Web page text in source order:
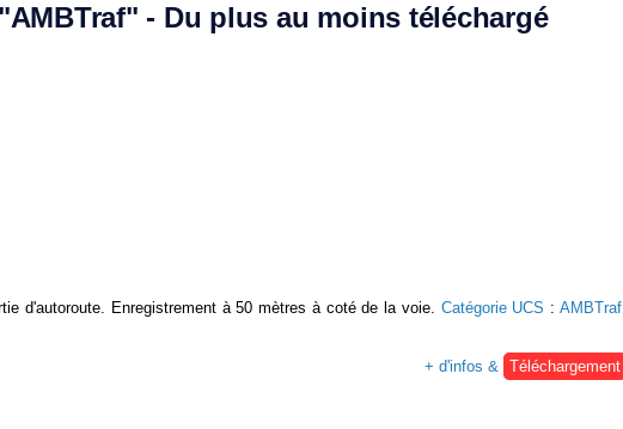
"AMBTraf" - Du plus au moins téléchargé
d'autoroute. Enregistrement à 50 mètres à coté de la voie. Catégorie UCS :AMBTraf
+ d'infos &
Téléchargement